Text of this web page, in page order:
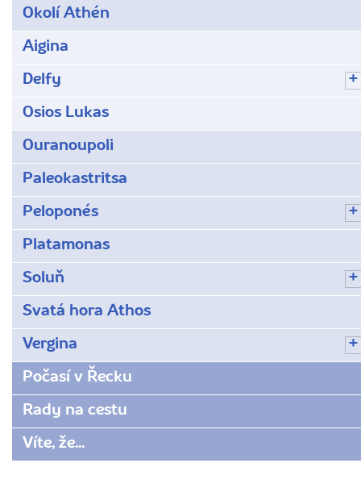
Okolí Athén
Aigina
Delfy
Osios Lukas
Ouranoupoli
Paleokastritsa
Peloponés
Platamonas
Soluň
Svatá hora Athos
Vergina
Počasí v Řecku
Rady na cestu
Víte, že...